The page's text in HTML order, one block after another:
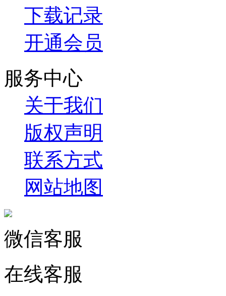
下载记录
开通会员
服务中心
关于我们
版权声明
联系方式
网站地图
微信客服
在线客服